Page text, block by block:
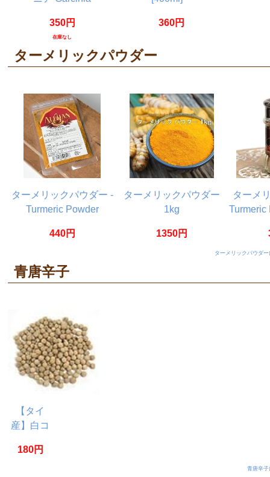
350円
在庫なし
360円
ターメリックパウダー
ターメリックパウダー -
Turmeric Powder
440円
ターメリックパウダー
1kg
1350円
ターメ
Turmeric
ターメリックパウダ
青唐辛子
【タイ
産】白コ
パック[5g]
180円
青唐辛